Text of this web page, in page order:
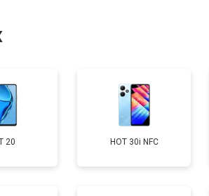
от 60 мин
20 HOT 30i NFC